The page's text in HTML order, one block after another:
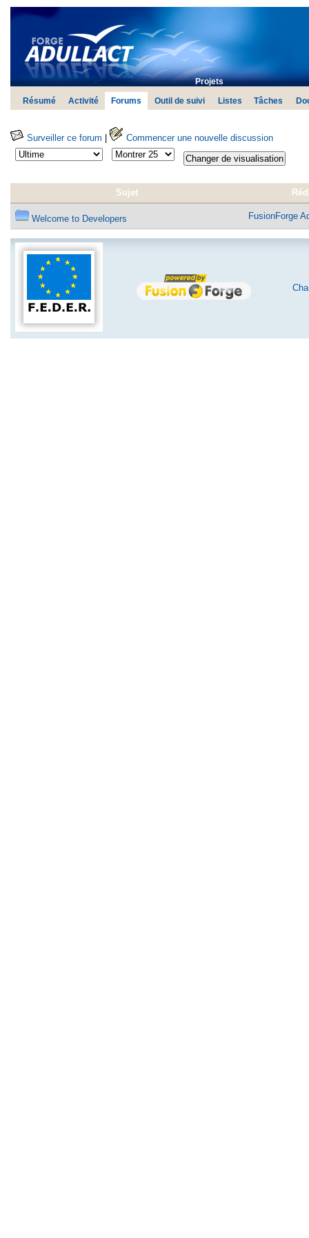
Projets
Résumé Activité Forums Outil de suivi Listes Tâches
Surveiller ce forum | Commencer une nouvelle discussion
Sujet
Welcome to Developers FusionForge